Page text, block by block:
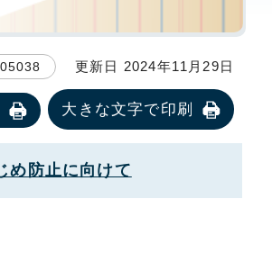
更新日 2024年11月29日
大きな文字で印刷
め防止に向けて